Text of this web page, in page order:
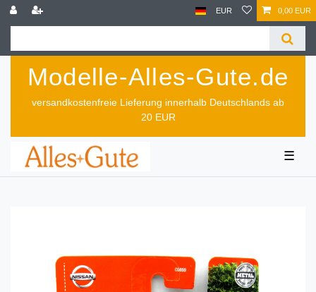
EUR 0,00 EUR
Modelle-Alles-Gute.de
versandkostenfreie Lieferung innerhalb Deutschlands ab
20 EUR
☰